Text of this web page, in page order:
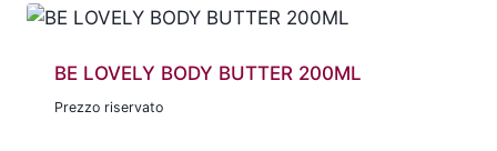
BE LOVELY BODY BUTTER 200ML
Prezzo riservato